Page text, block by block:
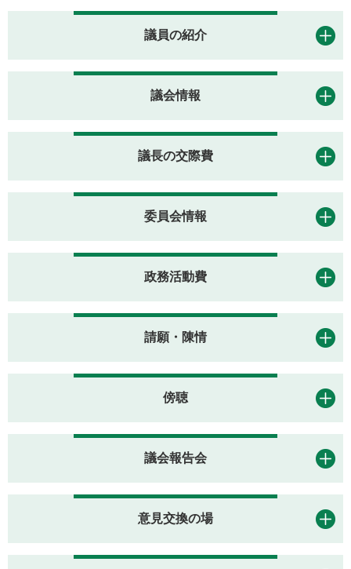
議員の紹介
議会情報
議長の交際費
委員会情報
政務活動費
請願・陳情
傍聴
議会報告会
意見交換の場